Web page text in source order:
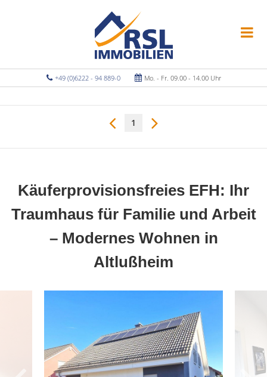
+49 (0)6222 - 94 889-0 Mo. - Fr. 09.00 - 14.00 Uhr
1
Käuferprovisionsfreies EFH: Ihr
Traumhaus für Familie und Arbeit
– Modernes Wohnen in
Altlußheim